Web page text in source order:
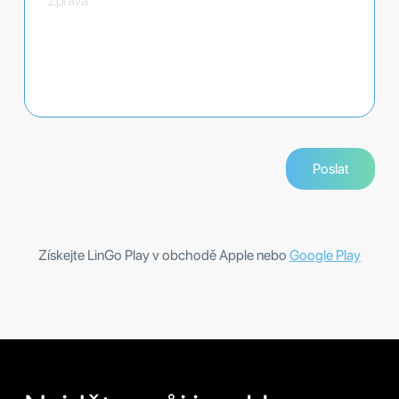
Získejte LinGo Play v obchodě Apple nebo Google Play